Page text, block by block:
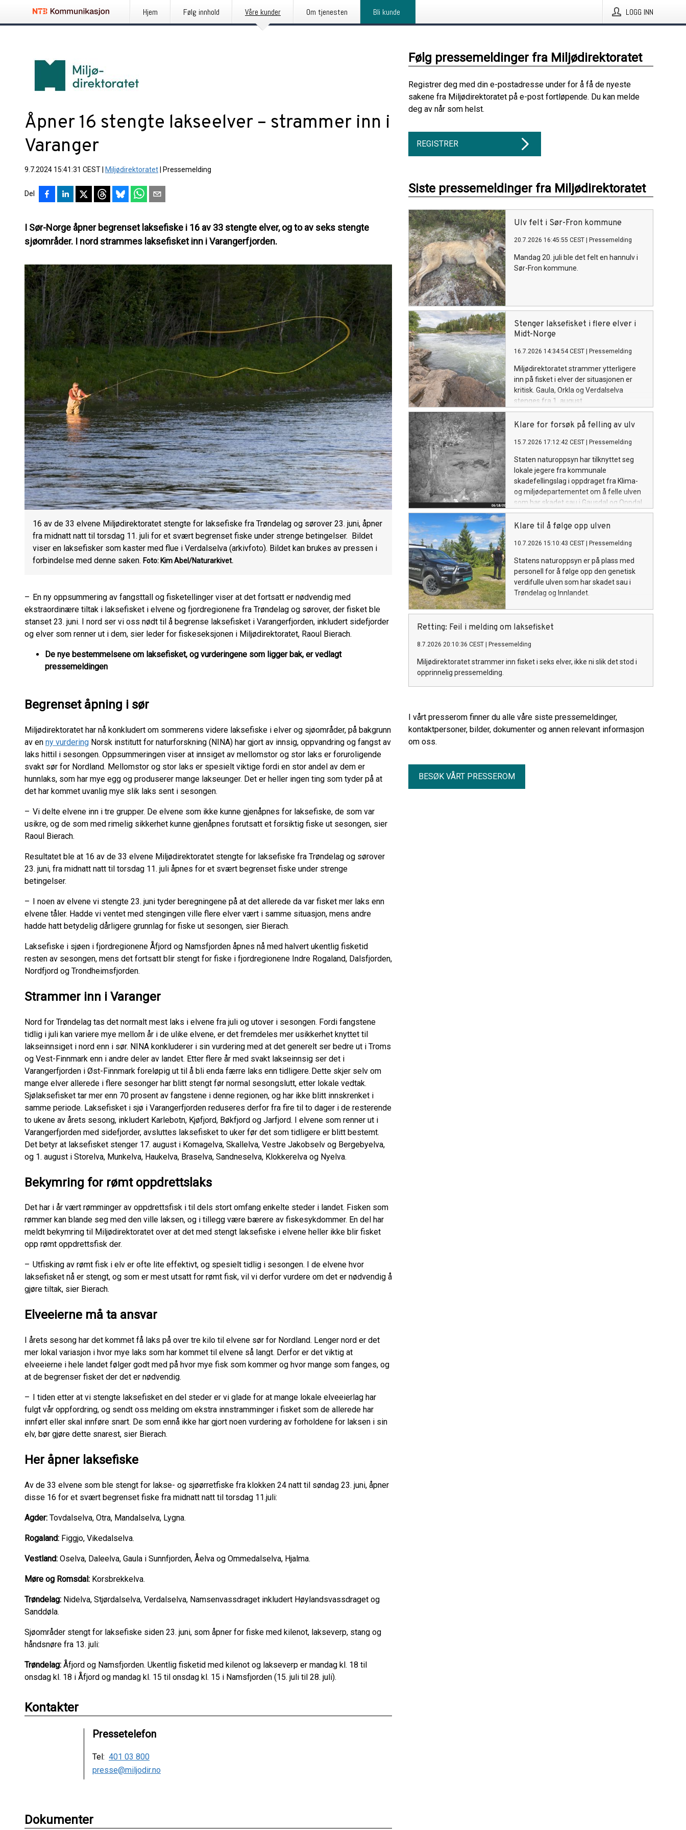
Hjem Følg innhold Våre kunder Om tjenesten Bli kunde LOGG INN
Åpner 16 stengte lakseelver – strammer inn i
Varanger
9.7.2024 15:41:31 CEST Miljødirektoratet Pressemelding
Del
I Sør-Norge åpner begrenset laksefiske i 16 av 33 stengte elver, og to av seks stengte
sjøområder. I nord strammes laksefisket inn i Varangerfjorden.
16 av de 33 elvene Miljødirektoratet stengte for laksefiske fra Trøndelag og sørover 23. juni, åpner
fra midnatt natt til torsdag 11. juli for et svært begrenset fiske under strenge betingelser. Bildet
viser en laksefisker som kaster med flue i Verdalselva (arkivfoto). Bildet kan brukes av pressen i
forbindelse med denne saken. Foto: Kim Abel/Naturarkivet.
– En ny oppsummering av fangsttall og fisketellinger viser at det fortsatt er nødvendig med
ekstraordinære tiltak i laksefisket i elvene og fjordregionene fra Trøndelag og sørover, der fisket ble
stanset 23. juni. I nord ser vi oss nødt til å begrense laksefisket i Varangerfjorden, inkludert sidefjorder
og elver som renner ut i dem, sier leder for fiskeseksjonen i Miljødirektoratet, Raoul Bierach.
De nye bestemmelsene om laksefisket, og vurderingene som ligger bak, er vedlagt
pressemeldingen
Begrenset åpning i sør
Miljødirektoratet har nå konkludert om sommerens videre laksefiske i elver og sjøområder, på bakgrunn
av en ny vurdering Norsk institutt for naturforskning (NINA) har gjort av innsig, oppvandring og fangst av
laks hittil i sesongen. Oppsummeringen viser at innsiget av mellomstor og stor laks er foruroligende
svakt sør for Nordland. Mellomstor og stor laks er spesielt viktige fordi en stor andel av dem er
hunnlaks, som har mye egg og produserer mange lakseunger. Det er heller ingen ting som tyder på at
det har kommet uvanlig mye slik laks sent i sesongen.
– Vi delte elvene inn i tre grupper. De elvene som ikke kunne gjenåpnes for laksefiske, de som var
usikre, og de som med rimelig sikkerhet kunne gjenåpnes forutsatt et forsiktig fiske ut sesongen, sier
Raoul Bierach.
Resultatet ble at 16 av de 33 elvene Miljødirektoratet stengte for laksefiske fra Trøndelag og sørover
23. juni, fra midnatt natt til torsdag 11. juli åpnes for et svært begrenset fiske under strenge
betingelser.
– I noen av elvene vi stengte 23. juni tyder beregningene på at det allerede da var fisket mer laks enn
elvene tåler. Hadde vi ventet med stengingen ville flere elver vært i samme situasjon, mens andre
hadde hatt betydelig dårligere grunnlag for fiske ut sesongen, sier Bierach.
Laksefiske i sjøen i fjordregionene Åfjord og Namsfjorden åpnes nå med halvert ukentlig fisketid
resten av sesongen, mens det fortsatt blir stengt for fiske i fjordregionene Indre Rogaland, Dalsfjorden,
Nordfjord og Trondheimsfjorden.
Strammer inn i Varanger
Nord for Trøndelag tas det normalt mest laks i elvene fra juli og utover i sesongen. Fordi fangstene
tidlig i juli kan variere mye mellom år i de ulike elvene, er det fremdeles mer usikkerhet knyttet til
lakseinnsiget i nord enn i sør. NINA konkluderer i sin vurdering med at det generelt ser bedre ut i Troms
og Vest-Finnmark enn i andre deler av landet. Etter flere år med svakt lakseinnsig ser det i
Varangerfjorden i Øst-Finnmark foreløpig ut til å bli enda færre laks enn tidligere. Dette skjer selv om
mange elver allerede i flere sesonger har blitt stengt før normal sesongslutt, etter lokale vedtak.
Sjølaksefisket tar mer enn 70 prosent av fangstene i denne regionen, og har ikke blitt innskrenket i
samme periode. Laksefisket i sjø i Varangerfjorden reduseres derfor fra fire til to dager i de resterende
to ukene av årets sesong, inkludert Karlebotn, Kjøfjord, Bøkfjord og Jarfjord. I elvene som renner ut i
Varangerfjorden med sidefjorder, avsluttes laksefisket to uker før det som tidligere er blitt bestemt.
Det betyr at laksefisket stenger 17. august i Komagelva, Skallelva, Vestre Jakobselv og Bergebyelva,
og 1. august i Storelva, Munkelva, Haukelva, Braselva, Sandneselva, Klokkerelva og Nyelva.
Bekymring for rømt oppdrettslaks
Det har i år vært rømminger av oppdrettsfisk i til dels stort omfang enkelte steder i landet. Fisken som
rømmer kan blande seg med den ville laksen, og i tillegg være bærere av fiskesykdommer. En del har
meldt bekymring til Miljødirektoratet over at det med stengt laksefiske i elvene heller ikke blir fisket
opp rømt oppdrettsfisk der.
– Utfisking av rømt fisk i elv er ofte lite effektivt, og spesielt tidlig i sesongen. I de elvene hvor
laksefisket nå er stengt, og som er mest utsatt for rømt fisk, vil vi derfor vurdere om det er nødvendig å
gjøre tiltak, sier Bierach.
Elveeierne må ta ansvar
I årets sesong har det kommet få laks på over tre kilo til elvene sør for Nordland. Lenger nord er det
mer lokal variasjon i hvor mye laks som har kommet til elvene så langt. Derfor er det viktig at
elveeierne i hele landet følger godt med på hvor mye fisk som kommer og hvor mange som fanges, og
at de begrenser fisket der det er nødvendig.
– I tiden etter at vi stengte laksefisket en del steder er vi glade for at mange lokale elveeierlag har
fulgt vår oppfordring, og sendt oss melding om ekstra innstramminger i fisket som de allerede har
innført eller skal innføre snart. De som ennå ikke har gjort noen vurdering av forholdene for laksen i sin
elv, bør gjøre dette snarest, sier Bierach.
Her åpner laksefiske
Av de 33 elvene som ble stengt for lakse- og sjøørretfiske fra klokken 24 natt til søndag 23. juni, åpner
disse 16 for et svært begrenset fiske fra midnatt natt til torsdag 11.juli:
Agder: Tovdalselva, Otra, Mandalselva, Lygna.
Rogaland: Figgjo, Vikedalselva.
Vestland: Oselva, Daleelva, Gaula i Sunnfjorden, Åelva og Ommedalselva, Hjalma.
Møre og Romsdal: Korsbrekkelva.
Trøndelag: Nidelva, Stjørdalselva, Verdalselva, Namsenvassdraget inkludert Høylandsvassdraget og
Sanddøla.
Sjøområder stengt for laksefiske siden 23. juni, som åpner for fiske med kilenot, lakseverp, stang og
håndsnøre fra 13. juli:
Trøndelag: Åfjord og Namsfjorden. Ukentlig fisketid med kilenot og lakseverp er mandag kl. 18 til
onsdag kl. 18 i Åfjord og mandag kl. 15 til onsdag kl. 15 i Namsfjorden (15. juli til 28. juli).
Kontakter
Pressetelefon
Tel: 401 03 800
presse@miljodir.no
Dokumenter
Følg pressemeldinger fra Miljødirektoratet
Registrer deg med din e-postadresse under for å få de nyeste
sakene fra Miljødirektoratet på e-post fortløpende. Du kan melde
deg av når som helst.
REGISTRER
Siste pressemeldinger fra Miljødirektoratet
Ulv felt i Sør-Fron kommune
20.7.2026 16:45:55 CEST Pressemelding
Mandag 20. juli ble det felt en hannulv i
Sør-Fron kommune.
Stenger laksefisket i flere elver i
Midt-Norge
16.7.2026 14:34:54 CEST Pressemelding
Miljødirektoratet strammer ytterligere
inn på fisket i elver der situasjonen er
kritisk. Gaula, Orkla og Verdalselva
stenges fra 1. august.
Klare for forsøk på felling av ulv
15.7.2026 17:12:42 CEST Pressemelding
Staten naturoppsyn har tilknyttet seg
lokale jegere fra kommunale
skadefellingslag i oppdraget fra Klima-
og miljødepartementet om å felle ulven
som har skadet sau i Gausdal og Oppdal.
Klare til å følge opp ulven
10.7.2026 15:10:43 CEST Pressemelding
Statens naturoppsyn er på plass med
personell for å følge opp den genetisk
verdifulle ulven som har skadet sau i
Trøndelag og Innlandet.
Retting: Feil i melding om laksefisket
8.7.2026 20:10:36 CEST Pressemelding
Miljødirektoratet strammer inn fisket i seks elver, ikke ni slik det stod i
opprinnelig pressemelding.
I vårt presserom finner du alle våre siste pressemeldinger,
kontaktpersoner, bilder, dokumenter og annen relevant informasjon
om oss.
BESØK VÅRT PRESSEROM